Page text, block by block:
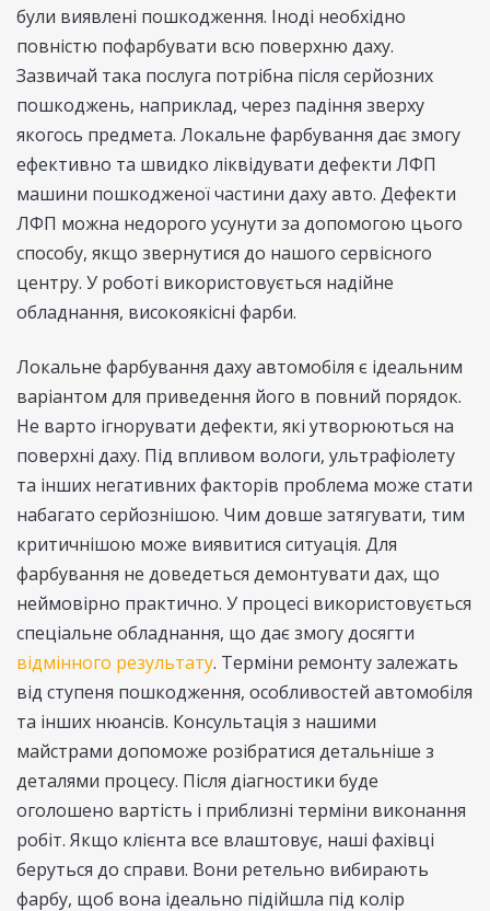
були виявлені пошкодження. Іноді необхідно
повністю пофарбувати всю поверхню даху.
Зазвичай така послуга потрібна після серйозних
пошкоджень, наприклад, через падіння зверху
якогось предмета. Локальне фарбування дає змогу
ефективно та швидко ліквідувати дефекти ЛФП
машини пошкодженої частини даху авто. Дефекти
ЛФП можна недорого усунути за допомогою цього
способу, якщо звернутися до нашого сервісного
центру. У роботі використовується надійне
обладнання, високоякісні фарби.
Локальне фарбування даху автомобіля є ідеальним
варіантом для приведення його в повний порядок.
Не варто ігнорувати дефекти, які утворюються на
поверхні даху. Під впливом вологи, ультрафіолету
та інших негативних факторів проблема може стати
набагато серйознішою. Чим довше затягувати, тим
критичнішою може виявитися ситуація. Для
фарбування не доведеться демонтувати дах, що
неймовірно практично. У процесі використовується
спеціальне обладнання, що дає змогу досягти
відмінного результату. Терміни ремонту залежать
від ступеня пошкодження, особливостей автомобіля
та інших нюансів. Консультація з нашими
майстрами допоможе розібратися детальніше з
деталями процесу. Після діагностики буде
оголошено вартість і приблизні терміни виконання
робіт. Якщо клієнта все влаштовує, наші фахівці
беруться до справи. Вони ретельно вибирають
фарбу, щоб вона ідеально підійшла під колір